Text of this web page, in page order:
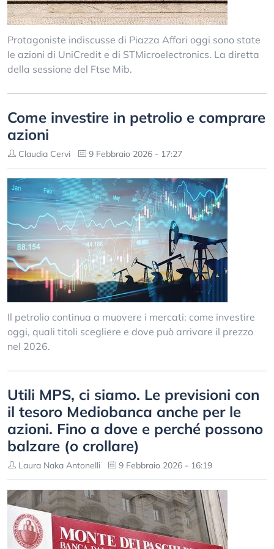
Protagoniste indiscusse di Piazza Affari oggi sono state
le azioni di UniCredit e di STMicroelectronics. La diretta
della sessione del Ftse Mib.
Come investire in petrolio e comprare
azioni
Claudia Cervi 9 Febbraio 2026 - 17:27
Il petrolio continua a muovere i mercati: come investire
oggi, quali titoli scegliere e dove può arrivare il prezzo
nel 2026.
Utili MPS, ci siamo. Le previsioni con
il tesoro Mediobanca anche per le
azioni. Fino a dove e perché possono
balzare (o crollare)
Laura Naka Antonelli 9 Febbraio 2026 - 16:19